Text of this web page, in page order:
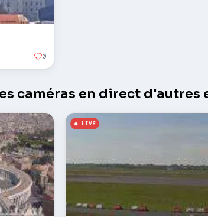
0
caméras en direct d'autres